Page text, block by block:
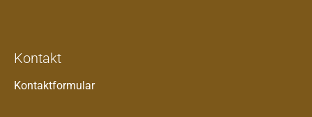
Kontakt
Kontaktformular